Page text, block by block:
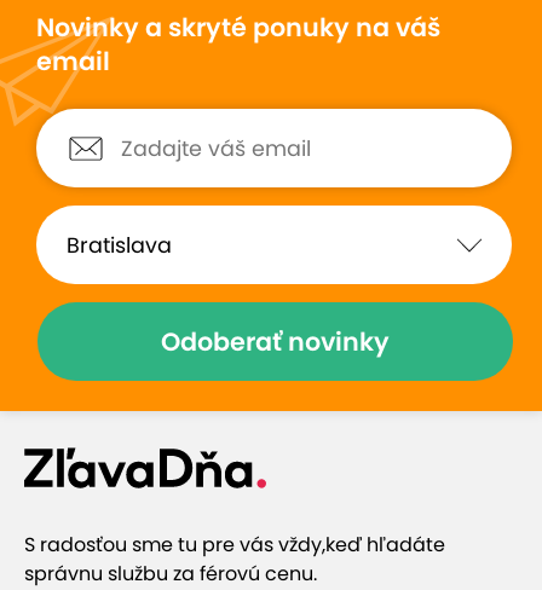
Novinky a skryté ponuky na váš
email
Odoberať novinky
S radosťou sme tu pre vás vždy,keď hľadáte
správnu službu za férovú cenu.